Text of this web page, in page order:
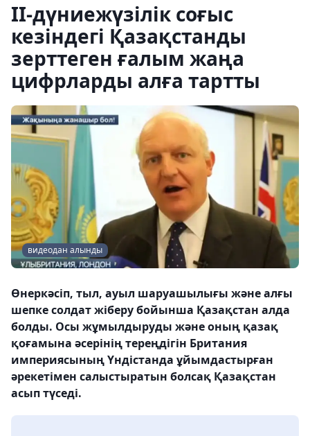
ІІ-дүниежүзілік соғыс
кезіндегі Қазақстанды
зерттеген ғалым жаңа
цифрларды алға тартты
видеодан алынды
Өнеркәсіп, тыл, ауыл шаруашылығы және алғы
шепке солдат жіберу бойынша Қазақстан алда
болды. Осы жұмылдыруды және оның қазақ
қоғамына әсерінің тереңдігін Британия
империясының Үндістанда ұйымдастырған
әрекетімен салыстыратын болсақ Қазақстан
асып түседі.